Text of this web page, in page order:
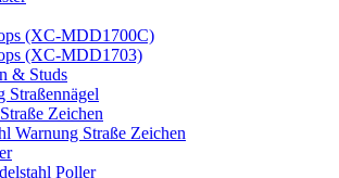
(XC-MDD1700C)
(XC-MDD1703)
& Studs
Straßennägel
Zeichen
Warnung Straße Zeichen
Poller